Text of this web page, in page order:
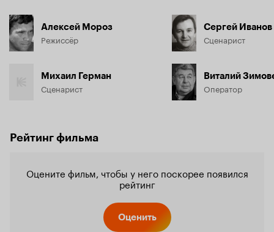
Алексей Мороз
Режиссёр
Михаил Герман
Сценарист
Сергей Иванов
Сценарист
Виталий
Оператор
Рейтинг фильма
Оцените фильм, чтобы у него поскорее появился
рейтинг
Оценить